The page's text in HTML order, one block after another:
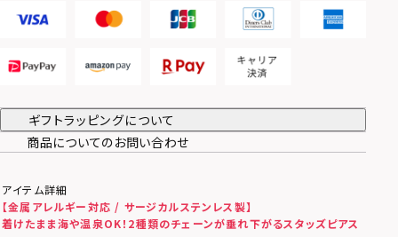
ギフトラッピングについて
商品についてのお問い合わせ
アイテム詳細
【金属アレルギー対応 / サージカルステンレス製】
着けたまま海や温泉OK！ 2種類のチェーンが垂れ下がるスタッズピアス